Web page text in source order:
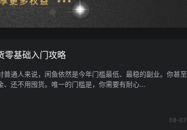
零基础入门攻略
普通人来说，闲鱼依然是今年门槛最低、最稳的副业。你甚至
、还不用囤货。唯一的门槛是，你需要有耐心...
08-07